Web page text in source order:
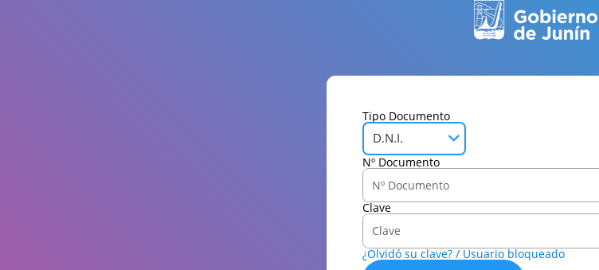
Tipo Documento
D.N.I.
Nº Documento
Clave
¿Olvidó su clave? / Usuario bloqueado